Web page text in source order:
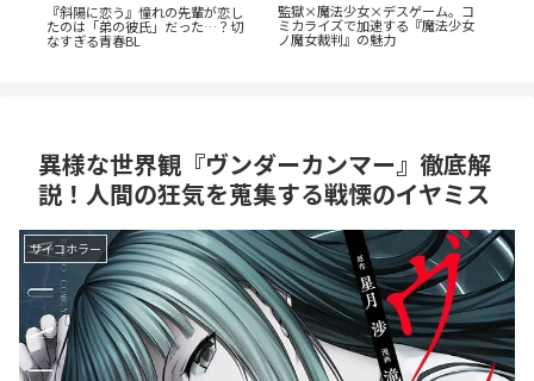
『斜陽に恋う』憧れの先輩が恋し
たのは「弟の彼氏」だった…？切
なすぎる青春BL
監獄×魔法少女×デスゲーム。コ
ミカライズで加速する『魔法少女
ノ魔女裁判』の魅力
異様な世界観『ヴンダーカンマー』徹底解
説！人間の狂気を蒐集する戦慄のイヤミス
サイコホラー